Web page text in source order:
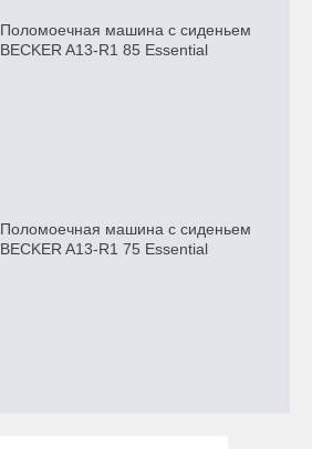
Поломоечная машина с сиденьем
BECKER A13-R1 85 Essential
Поломоечная машина с сиденьем
BECKER A13-R1 75 Essential